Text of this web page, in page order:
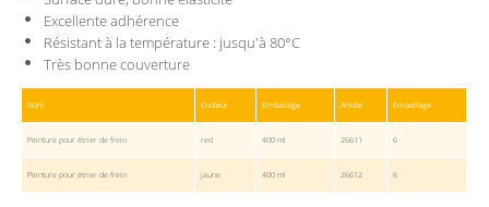
Excellente adhérence
Résistant à la température : jusqu'à 80°C
Très bonne couverture
Nom Couleur Emballage Article Emballage
Peinture pour étrier de frein red 400 ml 26611 6
Peinture pour étrier de frein jaune 400 ml 26612 6